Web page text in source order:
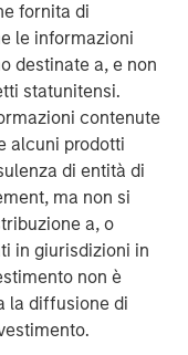
fornita di
le informazioni
destinate a, e non
statunitensi.
contenute
alcuni prodotti
di entità di
ma non si
a, o
in giurisdizioni in
non è
la diffusione di
released by
of pension funds
into
beneficial, more
they believe they
and a diversity-
that many asset
ROI of diversity,
who are
to the survey
incorporate